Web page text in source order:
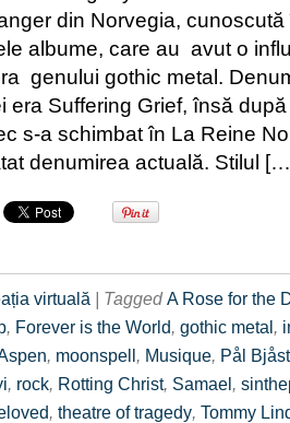
din Norvegia,
albume, care au avut o
genului gothic metal.
era Suffering Grief, însă
s-a schimbat în La Reine
denumirea actuală. Stilul
virtuală | TaggedA Rose for the
, Forever is the World, gothic metal,
, moonspell, Musique, Pål
, rock, Rotting Christ, Samael,
, theatre of tragedy, Tommy